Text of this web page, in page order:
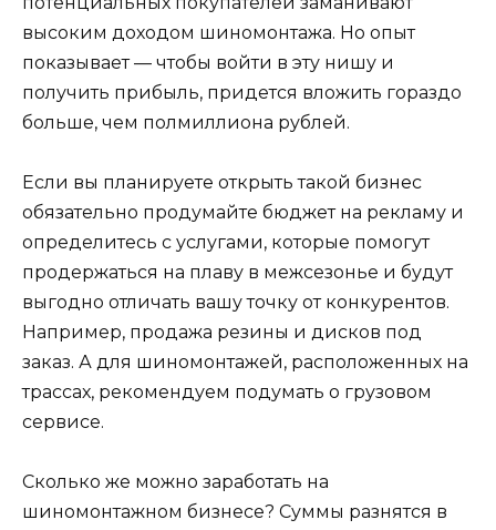
высоким доходом шиномонтажа. Но опыт
показывает — чтобы войти в эту нишу и
получить прибыль, придется вложить гораздо
больше, чем полмиллиона рублей.
Если вы планируете открыть такой бизнес
обязательно продумайте бюджет на рекламу и
определитесь с услугами, которые помогут
продержаться на плаву в межсезонье и будут
выгодно отличать вашу точку от конкурентов.
Например, продажа резины и дисков под
заказ. А для шиномонтажей, расположенных на
трассах, рекомендуем подумать о грузовом
сервисе.
Сколько же можно заработать на
шиномонтажном бизнесе? Суммы разнятся в